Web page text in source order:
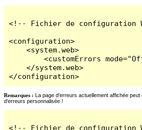
<!-- Fichier de configuration
<configuration>
    <system.web>
<customErrors
    </system.web>
</configuration>
Remarques : La page d'erreurs actuellement affichée
d'erreurs personnalisée !
<!-- Fichier de configuration